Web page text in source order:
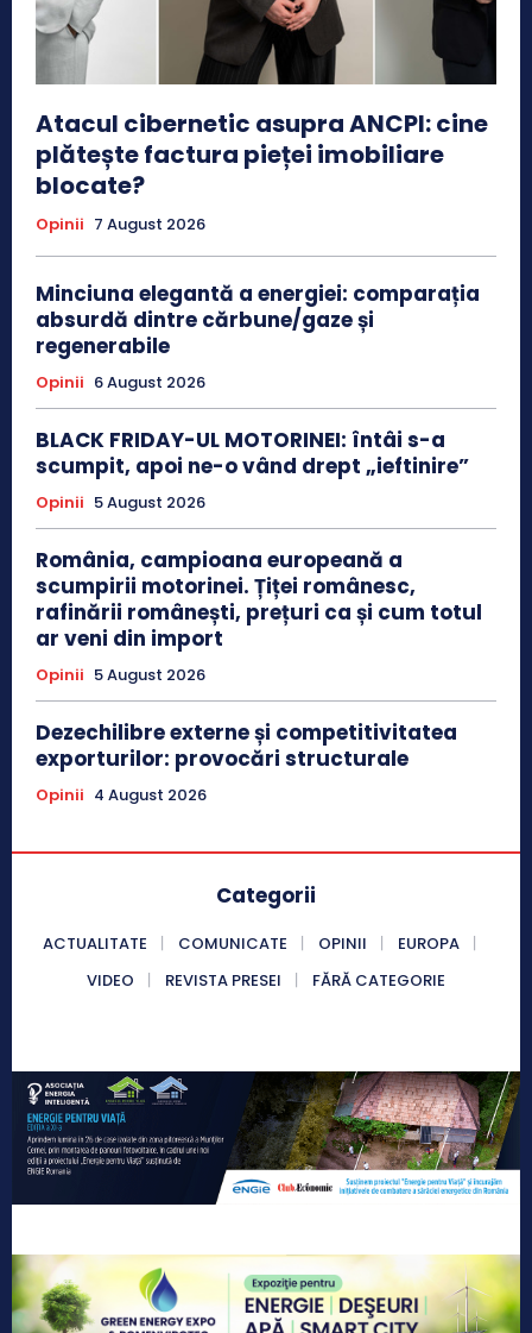
Atacul cibernetic asupra ANCPI: cine
plătește factura pieței imobiliare
blocate?
Opinii 7 August 2026
Minciuna elegantă a energiei: comparația
absurdă dintre cărbune/gaze și
regenerabile
Opinii 6 August 2026
BLACK FRIDAY-UL MOTORINEI: întâi s-a
scumpit, apoi ne-o vând drept „ieftinire”
Opinii 5 August 2026
România, campioana europeană a
scumpirii motorinei. Țiței românesc,
rafinării românești, prețuri ca și cum totul
ar veni din import
Opinii 5 August 2026
Dezechilibre externe și competitivitatea
exporturilor: provocări structurale
Opinii 4 August 2026
Categorii
ACTUALITATE COMUNICATE OPINII
EUROPA
VIDEO
REVISTA PRESEI FĂRĂ CATEGORIE